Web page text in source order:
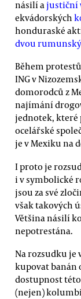
násilí ajustiční
ekvádorských
honduraské
dvou
Během
ING v
domorodců z
najímání
jednotek, které
ocelářské
je v Mexiku na
I proto je
i v symbolické
jsou za své
však takových
Většina násilí
nepotrestána.
Na rozsudku je
kupovat banán
dostupnost
(nejen)